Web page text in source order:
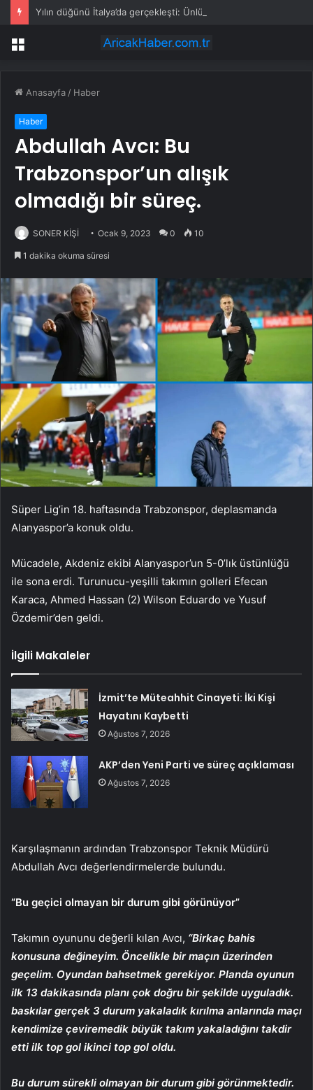
Menü
Anasayfa / Haber
Haber
Abdullah Avcı: Bu
Trabzonspor’un alışık
olmadığı bir süreç.
SONER KİŞİ Ocak 9, 2023 0 10
1 dakika okuma süresi
Süper Lig’in 18. haftasında Trabzonspor, deplasmanda
Alanyaspor’a konuk oldu.
Mücadele, Akdeniz ekibi Alanyaspor’un 5-0’lık üstünlüğü
ile sona erdi. Turunucu-yeşilli takımın golleri Efecan
Karaca, Ahmed Hassan (2) Wilson Eduardo ve Yusuf
Özdemir’den geldi.
İlgili Makaleler
İzmit’te Müteahhit Cinayeti: İki Kişi
Hayatını Kaybetti
Ağustos 7, 2026
AKP’den Yeni Parti ve süreç açıklaması
Ağustos 7, 2026
Karşılaşmanın ardından Trabzonspor Teknik Müdürü
Abdullah Avcı değerlendirmelerde bulundu.
“Bu geçici olmayan bir durum gibi görünüyor”
Takımın oyununu değerli kılan Avcı, “Birkaç bahis
konusuna değineyim. Öncelikle bir maçın üzerinden
geçelim. Oyundan bahsetmek gerekiyor. Planda oyunun
ilk 13 dakikasında planı çok doğru bir şekilde uyguladık.
baskılar gerçek 3 durum yakaladık kırılma anlarında maçı
kendimize çeviremedik büyük takım yakaladığını takdir
etti ilk top gol ikinci top gol oldu.
Bu durum sürekli olmayan bir durum gibi görünmektedir.